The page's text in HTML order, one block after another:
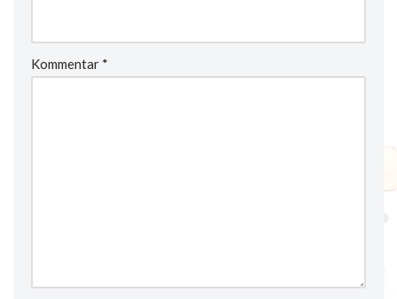
Kommentar *